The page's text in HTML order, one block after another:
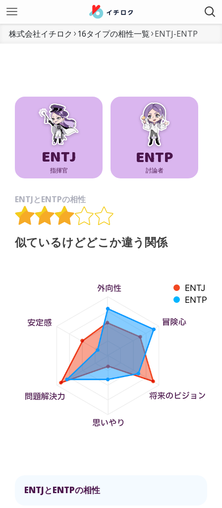
株式会社イチロク 16タイプの相性一覧 ENTJ-ENTP
ENTJ
指揮官 ENTP
討論者
ENTJとENTPの相性
似ているけどどこか違う関係
ENTJ
ENTP
ENTJとENTPの相性